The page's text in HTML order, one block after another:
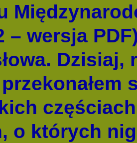
– wersja
o których